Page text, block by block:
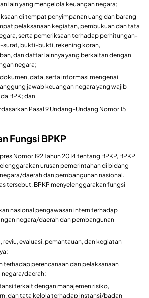
lain yang mengelola keuangan negara;
di tempat penyimpanan uang dan barang
pelaksanaan kegiatan, pembukuan dan tata
serta pemeriksaan terhadap perhitungan-
surat, bukti-bukti, rekening koran,
dan daftar lainnya yang berkaitan dengan
negara;
data, serta informasi mengenai
jawab keuangan negara yang wajib
BPK; dan
Pasal 9 Undang-Undang Nomor 15
Fungsi BPKP
Nomor 192 Tahun 2014 tentang BPKP, BPKP
urusan pemerintahan di bidang
daerah dan pembangunan nasional.
tersebut, BPKP menyelenggarakan fungsi
nasional pengawasan intern terhadap
negara/daerah dan pembangunan
reviu, evaluasi, pemantauan, dan kegiatan
terhadap perencanaan dan pelaksanaan
daerah;
terkait dengan manajemen risiko,
dan tata kelola terhadap instansi/badan